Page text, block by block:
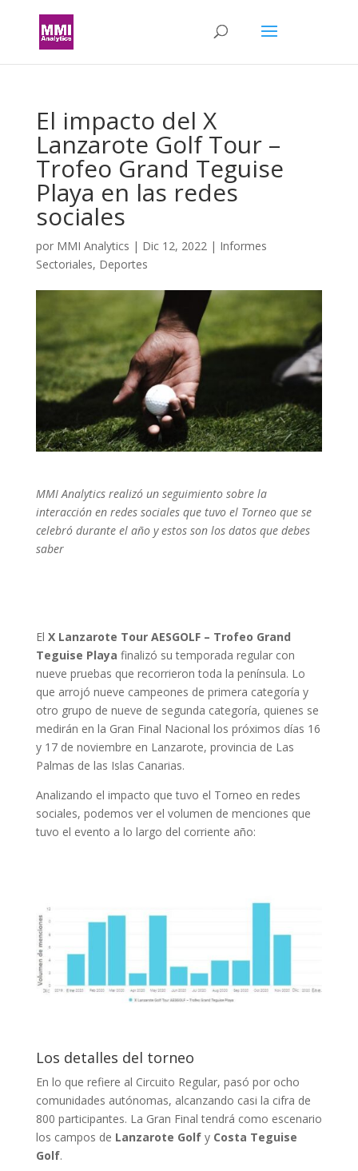
El impacto del X
Lanzarote Golf Tour –
Trofeo Grand Teguise
Playa en las redes
sociales
por MMI Analytics | Dic 12, 2022| Informes
Sectoriales, Deportes
MMI Analytics realizó un seguimiento sobre la
interacción en redes sociales que tuvo el Torneo que se
celebró durante el año y estos son los datos que debes
saber
El X Lanzarote Tour AESGOLF – Trofeo Grand
Teguise Playa finalizó su temporada regular con
nueve pruebas que recorrieron toda la península. Lo
que arrojó nueve campeones de primera categoría y
otro grupo de nueve de segunda categoría, quienes se
medirán en la Gran Final Nacional los próximos días 16
y 17 de noviembre en Lanzarote, provincia de Las
Palmas de las Islas Canarias.
Analizando el impacto que tuvo el Torneo en redes
sociales, podemos ver el volumen de menciones que
tuvo el evento a lo largo del corriente año:
Los detalles del torneo
En lo que refiere al Circuito Regular, pasó por ocho
comunidades autónomas, alcanzando casi la cifra de
800 participantes. La Gran Final tendrá como escenario
los campos de Lanzarote GolfyCosta Teguise
Golf.